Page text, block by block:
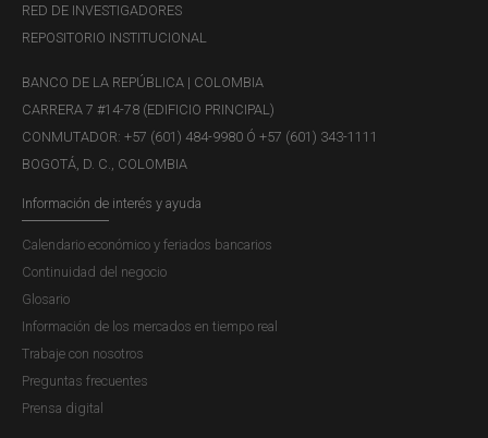
RED DE INVESTIGADORES
REPOSITORIO INSTITUCIONAL
BANCO DE LA REPÚBLICA | COLOMBIA
CARRERA 7 #14-78 (EDIFICIO PRINCIPAL)
CONMUTADOR: +57 (601) 484-9980 Ó +57 (601) 343-1111
BOGOTÁ, D. C., COLOMBIA
Información de interés y ayuda
Calendario económico y feriados bancarios
Continuidad del negocio
Glosario
Información de los mercados en tiempo real
Trabaje con nosotros
Preguntas frecuentes
Prensa digital